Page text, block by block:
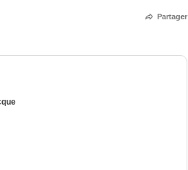
Partager